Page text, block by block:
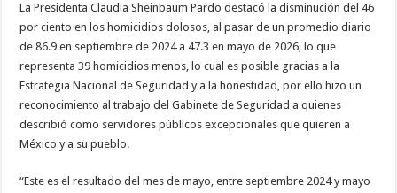
La Presidenta Claudia Sheinbaum Pardo destacó la disminución del 46
por ciento en los homicidios dolosos, al pasar de un promedio diario
de 86.9 en septiembre de 2024 a 47.3 en mayo de 2026, lo que
representa 39 homicidios menos, lo cual es posible gracias a la
Estrategia Nacional de Seguridad y a la honestidad, por ello hizo un
reconocimiento al trabajo del Gabinete de Seguridad a quienes
describió como servidores públicos excepcionales que quieren a
México y a su pueblo.
“Este es el resultado del mes de mayo, entre septiembre 2024 y mayo